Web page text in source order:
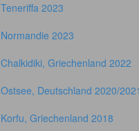
Teneriffa 2023
Normandie 2023
Chalkidiki, Griechenland 2022
Ostsee, Deutschland 2020/2021
Korfu, Griechenland 2018